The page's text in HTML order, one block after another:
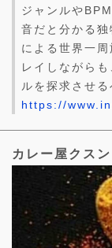
ジャンルや
音だと分かる
による世界一
レイしながら
ルを探求させ
https://
カレー屋クスン